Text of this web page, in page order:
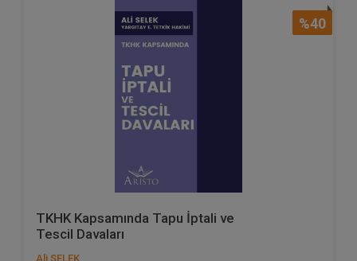
%40
TKHK Kapsamında Tapu İptali ve
Tescil Davaları
Ali SELEK